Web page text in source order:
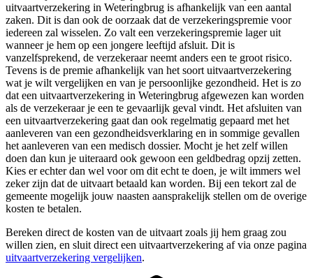
uitvaartverzekering in Weteringbrug is afhankelijk van een aantal
zaken. Dit is dan ook de oorzaak dat de verzekeringspremie voor
iedereen zal wisselen. Zo valt een verzekeringspremie lager uit
wanneer je hem op een jongere leeftijd afsluit. Dit is
vanzelfsprekend, de verzekeraar neemt anders een te groot risico.
Tevens is de premie afhankelijk van het soort uitvaartverzekering
wat je wilt vergelijken en van je persoonlijke gezondheid. Het is zo
dat een uitvaartverzekering in Weteringbrug afgewezen kan worden
als de verzekeraar je een te gevaarlijk geval vindt. Het afsluiten van
een uitvaartverzekering gaat dan ook regelmatig gepaard met het
aanleveren van een gezondheidsverklaring en in sommige gevallen
het aanleveren van een medisch dossier. Mocht je het zelf willen
doen dan kun je uiteraard ook gewoon een geldbedrag opzij zetten.
Kies er echter dan wel voor om dit echt te doen, je wilt immers wel
zeker zijn dat de uitvaart betaald kan worden. Bij een tekort zal de
gemeente mogelijk jouw naasten aansprakelijk stellen om de overige
kosten te betalen.
Bereken direct de kosten van de uitvaart zoals jij hem graag zou
willen zien, en sluit direct een uitvaartverzekering af via onze pagina
uitvaartverzekering vergelijken.